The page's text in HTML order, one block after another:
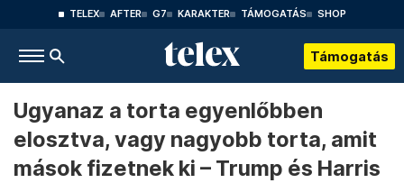
TELEX AFTER G7 KARAKTER TÁMOGATÁS SHOP
Támogatás
Ugyanaz a torta egyenlőbben
elosztva, vagy nagyobb torta, amit
mások fizetnek ki – Trump és Harris